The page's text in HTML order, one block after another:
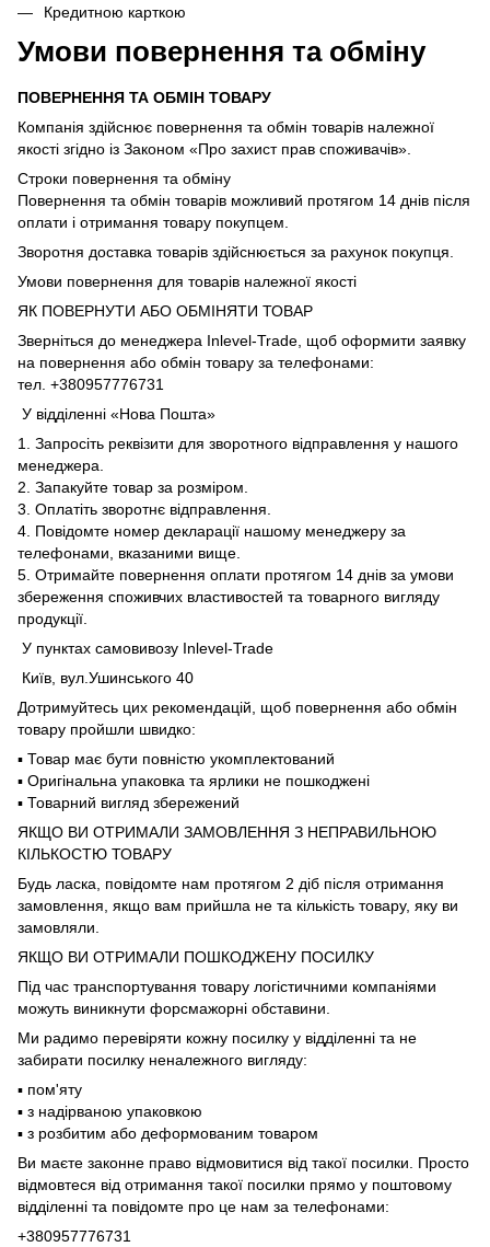
Кредитною карткою
Умови повернення та обміну
ПОВЕРНЕННЯ ТА ОБМІН ТОВАРУ
Компанія здійснює повернення та обмін товарів належної
якості згідно із Законом «Про захист прав споживачів».
Строки повернення та обміну
Повернення та обмін товарів можливий протягом 14 днів після
оплати і отримання товару покупцем.
Зворотня доставка товарів здійснюється за рахунок покупця.
Умови повернення для товарів належної якості
ЯК ПОВЕРНУТИ АБО ОБМІНЯТИ ТОВАР
Зверніться до менеджера Inlevel-Trade, щоб оформити заявку
на повернення або обмін товару за телефонами:
тел. +380957776731
У відділенні «Нова Пошта»
1. Запросіть реквізити для зворотного відправлення у нашого
менеджера.
2. Запакуйте товар за розміром.
3. Оплатіть зворотнє відправлення.
4. Повідомте номер декларації нашому менеджеру за
телефонами, вказаними вище.
5. Отримайте повернення оплати протягом 14 днів за умови
збереження споживчих властивостей та товарного вигляду
продукції.
У пунктах самовивозу Inlevel-Trade
Київ, вул.Ушинського 40
Дотримуйтесь цих рекомендацій, щоб повернення або обмін
товару пройшли швидко:
▪️ Товар має бути повністю укомплектований
▪️ Оригінальна упаковка та ярлики не пошкоджені
▪️ Товарний вигляд збережений
ЯКЩО ВИ ОТРИМАЛИ ЗАМОВЛЕННЯ З НЕПРАВИЛЬНОЮ
КІЛЬКОСТЮ ТОВАРУ
Будь ласка, повідомте нам протягом 2 діб після отримання
замовлення, якщо вам прийшла не та кількість товару, яку ви
замовляли.
ЯКЩО ВИ ОТРИМАЛИ ПОШКОДЖЕНУ ПОСИЛКУ
Під час транспортування товару логістичними компаніями
можуть виникнути форсмажорні обставини.
Ми радимо перевіряти кожну посилку у відділенні та не
забирати посилку неналежного вигляду:
▪️ пом'яту
▪️ з надірваною упаковкою
▪️ з розбитим або деформованим товаром
Ви маєте законне право відмовитися від такої посилки. Просто
відмовтеся від отримання такої посилки прямо у поштовому
відділенні та повідомте про це нам за телефонами:
+380957776731